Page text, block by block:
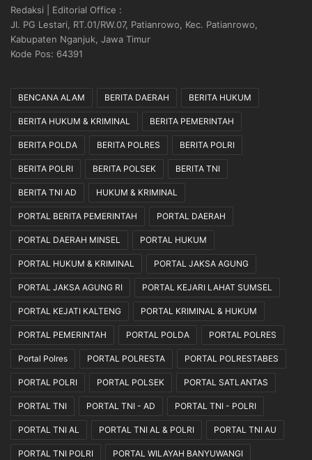
Redaksi | Editorial Office :
Jl. PG Lestari, RT.01/RW.07, Patianrowo, Kec. Patianrowo,
Kabupaten Nganjuk, Jawa Timur
Kode Pos: 64391
BENCANA ALAM BERITA DAERAH BERITA HUKUM
BERITA HUKUM & KRIMINAL BERITA PEMERINTAH
BERITA POLDA BERITA POLRES BERITA POLRI
BERITA POLRI BERITA POLSEK BERITA TNI
BERITA TNI AD HUKUM & KRIMINAL
PORTAL BERITA PEMERINTAH PORTAL DAERAH
PORTAL DAERAH MINSEL PORTAL HUKUM
PORTAL HUKUM & KRIMINAL PORTAL JAKSA AGUNG
PORTAL JAKSA AGUNG RI PORTAL KEJARI LAHAT SUMSEL
PORTAL KEJATI KALTENG PORTAL KRIMINAL & HUKUM
PORTAL PEMERINTAH PORTAL POLDA PORTAL POLRES
Portal Polres PORTAL POLRESTA PORTAL POLRESTABES
PORTAL POLRI PORTAL POLSEK PORTAL SATLANTAS
PORTAL TNI PORTAL TNI - AD PORTAL TNI - POLRI
PORTAL TNI AL PORTAL TNI AL & POLRI PORTAL TNI AU
PORTAL TNI POLRI PORTAL WILAYAH BANYUWANGI